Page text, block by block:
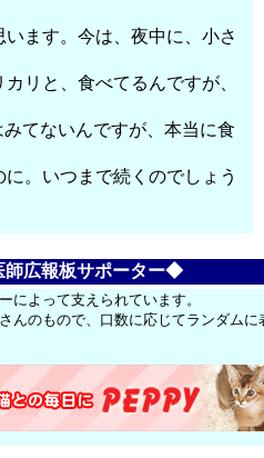
ます。今は、夜中に、小さ
リと、食べてるんですが、
てないんですが、本当に食
。いつまで続くのでしょう
広報板サポーター◆
によって支えられています。
んのもので、口数に応じてランダムに